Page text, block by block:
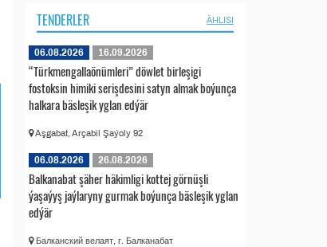
TENDERLER ÄHLISI
06.08.2026 16.09.2026
“Türkmengallaönümleri” döwlet birleşigi
fostoksin himiki serişdesini satyn almak boýunça
halkara bäsleşik yglan edýär
Aşgabat, Arçabil Şaýoly 92
06.08.2026 26.08.2026
Balkanabat şäher häkimligi kottej görnüşli
ýaşaýyş jaýlaryny gurmak boýunça bäsleşik yglan
edýär
Балканский велаят, г. Балканабат